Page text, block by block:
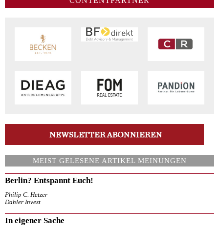
MEIST GELESENE ARTIKEL MEINUNGEN
Berlin? Entspannt Euch!
Philip C. Hetzer
Dahler Invest
In eigener Sache